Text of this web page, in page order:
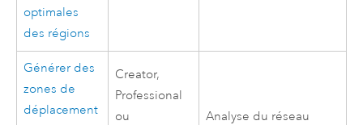
optimales
des régions
Générer des
zones de
déplacement
Creator,
Professional
ou
Analyse du réseau